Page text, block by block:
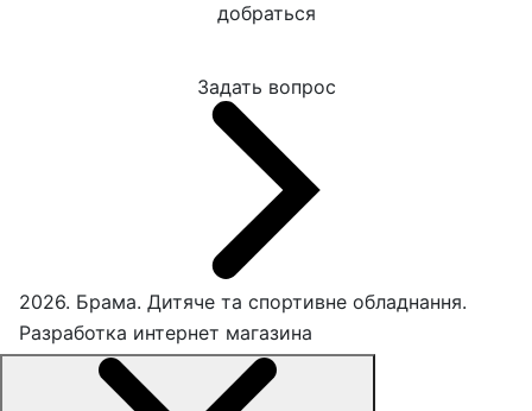
добраться
Задать вопрос
2026. Брама. Дитяче та спортивне обладнання.
Разработка интернет магазина